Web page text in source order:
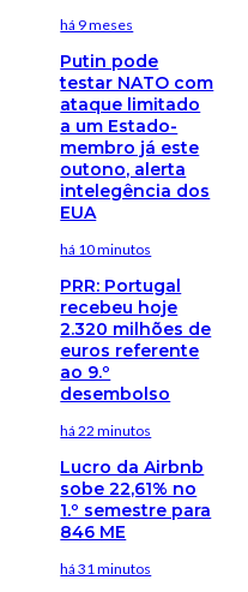
há 9 meses
Putin pode
testar NATO com
ataque limitado
a um Estado-
membro já este
outono, alerta
intelegência dos
EUA
há 10 minutos
PRR: Portugal
recebeu hoje
2.320 milhões de
euros referente
ao 9.º
desembolso
há 22 minutos
Lucro da Airbnb
sobe 22,61% no
1.º semestre para
846 ME
há 31 minutos